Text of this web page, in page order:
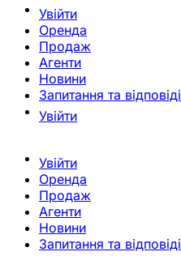
Увійти
Оренда
Продаж
Агенти
Новини
Запитання та відповіді
Увійти
Увійти
Оренда
Продаж
Агенти
Новини
Запитання та відповіді